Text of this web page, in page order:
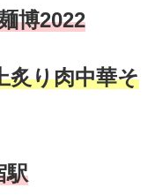
博2022
炙り肉中華そ
駅